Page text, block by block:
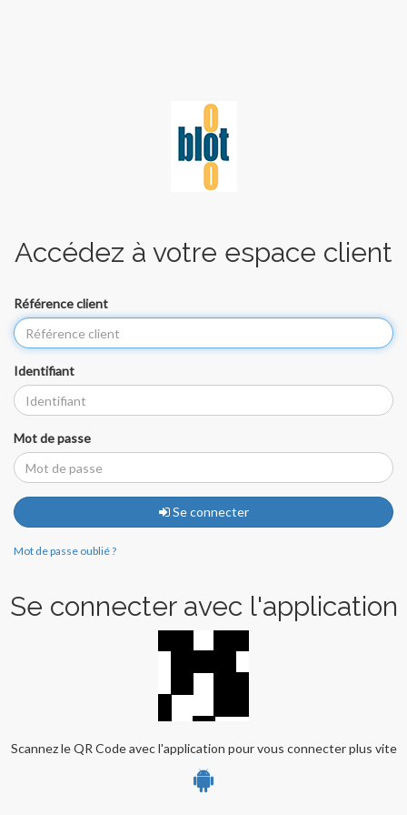
Accédez à votre espace client
Référence client
Identifiant
Mot de passe
Se connecter
Mot de passe oublié ?
Se connecter avec l'application
Scannez le QR Code avec l'application pour vous connecter plus vite